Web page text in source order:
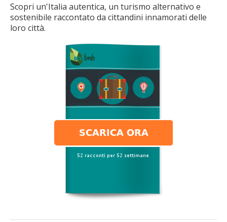
Scopri un'Italia autentica, un turismo alternativo e
sostenibile raccontato da cittandini innamorati delle
loro città.